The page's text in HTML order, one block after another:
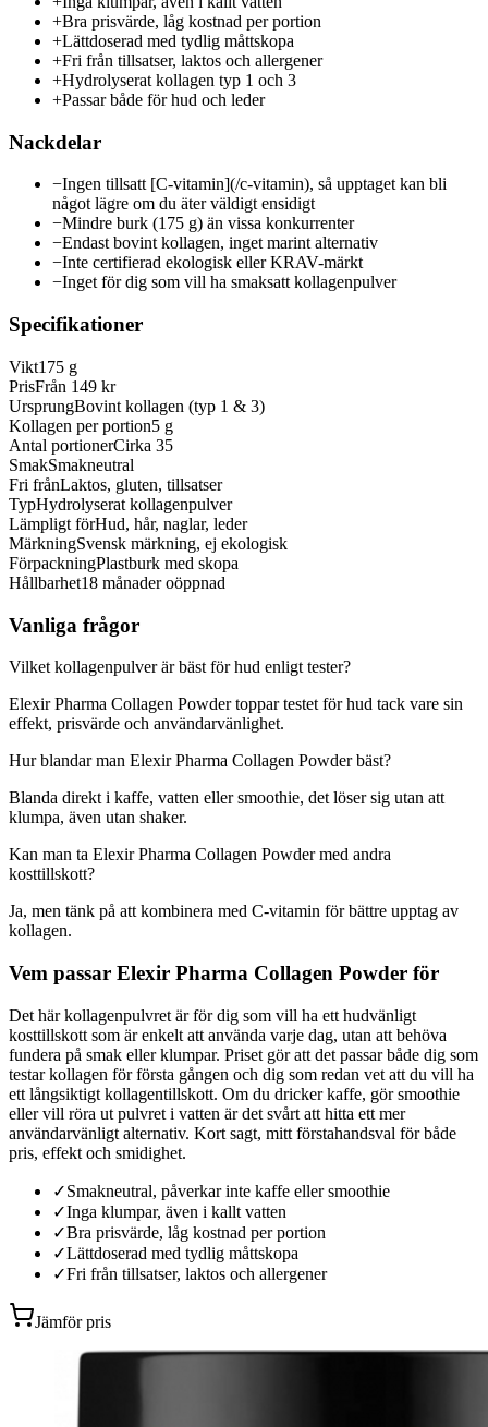
+Bra prisvärde, låg kostnad per portion
+Lättdoserad med tydlig måttskopa
+Fri från tillsatser, laktos och allergener
+Hydrolyserat kollagen typ 1 och 3
+Passar både för hud och leder
Nackdelar
−Ingen tillsatt [C-vitamin](/c-vitamin), så upptaget kan bli
något lägre om du äter väldigt ensidigt
−Mindre burk (175 g) än vissa konkurrenter
−Endast bovint kollagen, inget marint alternativ
−Inte certifierad ekologisk eller KRAV-märkt
−Inget för dig som vill ha smaksatt kollagenpulver
Specifikationer
Vikt175 g
PrisFrån 149 kr
UrsprungBovint kollagen (typ 1 & 3)
Kollagen per portion5 g
Antal portionerCirka 35
SmakSmakneutral
Fri frånLaktos, gluten, tillsatser
TypHydrolyserat kollagenpulver
Lämpligt förHud, hår, naglar, leder
MärkningSvensk märkning, ej ekologisk
FörpackningPlastburk med skopa
Hållbarhet18 månader oöppnad
Vanliga frågor
Vilket kollagenpulver är bäst för hud enligt tester?
Elexir Pharma Collagen Powder toppar testet för hud tack vare sin
effekt, prisvärde och användarvänlighet.
Hur blandar man Elexir Pharma Collagen Powder bäst?
Blanda direkt i kaffe, vatten eller smoothie, det löser sig utan att
klumpa, även utan shaker.
Kan man ta Elexir Pharma Collagen Powder med andra
kosttillskott?
Ja, men tänk på att kombinera med C-vitamin för bättre upptag av
kollagen.
Vem passar Elexir Pharma Collagen Powder för
Det här kollagenpulvret är för dig som vill ha ett hudvänligt
kosttillskott som är enkelt att använda varje dag, utan att behöva
fundera på smak eller klumpar. Priset gör att det passar både dig som
testar kollagen för första gången och dig som redan vet att du vill ha
ett långsiktigt kollagentillskott. Om du dricker kaffe, gör smoothie
eller vill röra ut pulvret i vatten är det svårt att hitta ett mer
användarvänligt alternativ. Kort sagt, mitt förstahandsval för både
pris, effekt och smidighet.
✓Smakneutral, påverkar inte kaffe eller smoothie
✓Inga klumpar, även i kallt vatten
✓Bra prisvärde, låg kostnad per portion
✓Lättdoserad med tydlig måttskopa
✓Fri från tillsatser, laktos och allergener
Jämför pris